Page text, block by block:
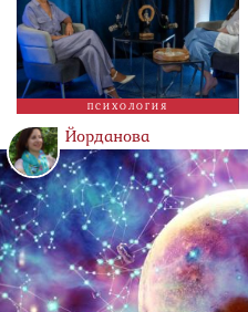
ПСИХОЛОГИЯ
Йорданова